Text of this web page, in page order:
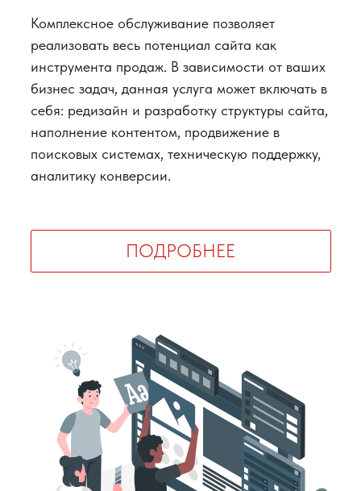
Комплексное обслуживание позволяет
реализовать весь потенциал сайта как
инструмента продаж. В зависимости от ваших
бизнес задач, данная услуга может включать в
себя: редизайн и разработку структуры сайта,
наполнение контентом, продвижение в
поисковых системах, техническую поддержку,
аналитику конверсии.
ПОДРОБНЕЕ